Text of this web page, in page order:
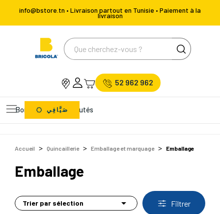
info@bstore.tn • Livraison partout en Tunisie • Paiement à la
livraison
52 962 962
Bons Plans Nouveautés
صَيَّافِي
Accueil Quincaillerie Emballage et marquage Emballage
Emballage
Trier par sélection  Filtrer